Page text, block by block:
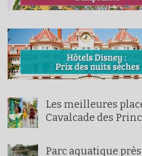
Les meilleures
Cavalcade des
Parc aquatique